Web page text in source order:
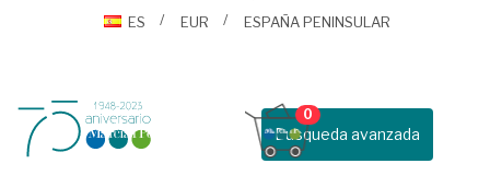
ES
EUR ESPAÑA PENINSULAR
Busqueda avanzada
0